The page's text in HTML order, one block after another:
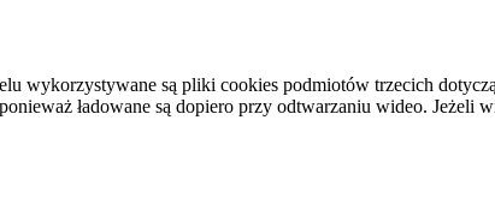
wykorzystywane są pliki cookies podmiotów trzecich
ładowane są dopiero przy odtwarzaniu wideo. Jeżeli